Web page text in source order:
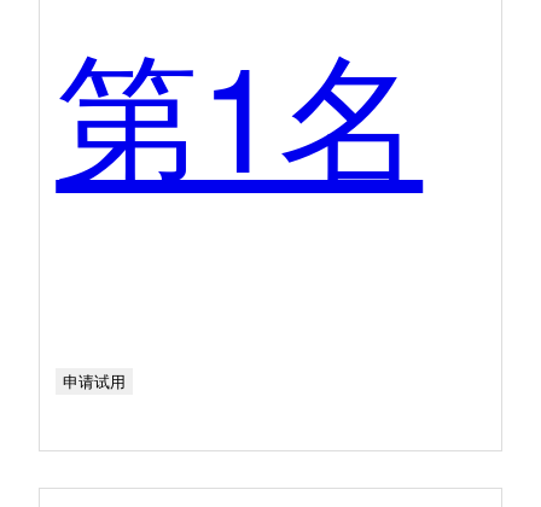
第1名
申请试用